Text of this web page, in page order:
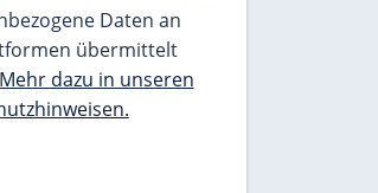
Ich bin damit
dass mir externe Inhalte